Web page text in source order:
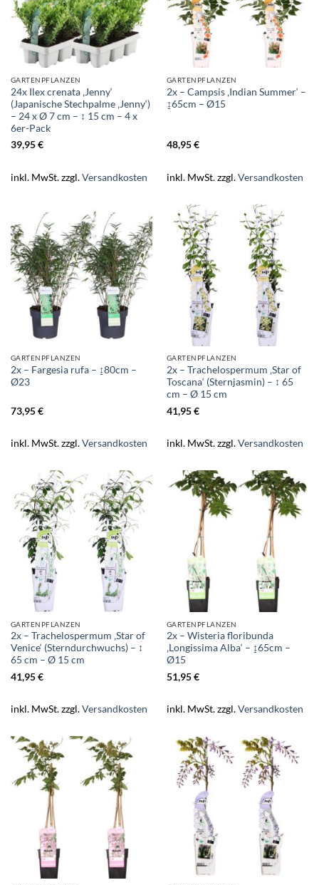
GARTENPFLANZEN
24x Ilex crenata ‚Jenny‘
(Japanische Stechpalme ‚Jenny‘)
– 24 x Ø 7 cm – ↕ 15 cm – 4 x
6er-Pack
39,95€
inkl. MwSt.zzgl.Versandkosten
GARTENPFLANZEN
2x – Campsis ‚Indian Summer‘ –
↨65cm – Ø15
48,95€
inkl. MwSt.zzgl.Versandkosten
GARTENPFLANZEN
2x – Fargesia rufa – ↨80cm –
Ø23
73,95€
inkl. MwSt.zzgl.Versandkosten
GARTENPFLANZEN
2x – Trachelospermum ‚Star of
Toscana‘ (Sternjasmin) – ↕ 65
cm – Ø 15 cm
41,95€
inkl. MwSt.zzgl.Versandkosten
GARTENPFLANZEN
2x – Trachelospermum ‚Star of
Venice‘ (Sterndurchwuchs) – ↕
65 cm – Ø 15 cm
41,95€
inkl. MwSt.zzgl.Versandkosten
GARTENPFLANZEN
2x – Wisteria floribunda
‚Longissima Alba‘ – ↨65cm –
Ø15
51,95€
inkl. MwSt.zzgl.Versandkosten